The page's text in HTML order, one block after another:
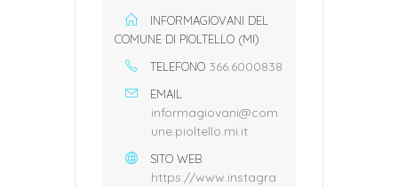
INFORMAGIOVANI DEL
COMUNE DI PIOLTELLO (MI)
TELEFONO 366.6000838
EMAIL
informagiovani@com
une.pioltello.mi.it
SITO WEB
https://www.instagra